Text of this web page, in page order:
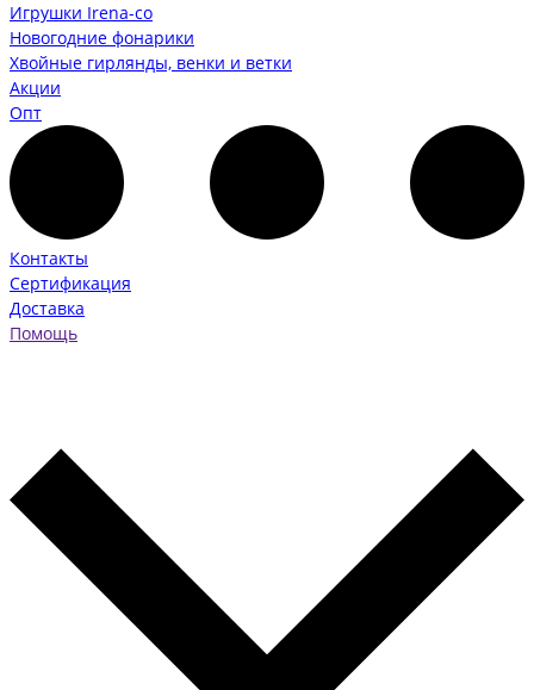
Игрушки Irena-co
Новогодние фонарики
Хвойные гирлянды, венки и ветки
Акции
Опт
Контакты
Сертификация
Доставка
Помощь